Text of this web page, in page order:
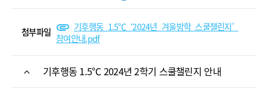
첨부파일
기후행동_1.5℃_‘2024년_겨울방학_스쿨챌린지’_
참여안내.pdf
기후행동 1.5℃ 2024년 2학기 스쿨챌린지 안내